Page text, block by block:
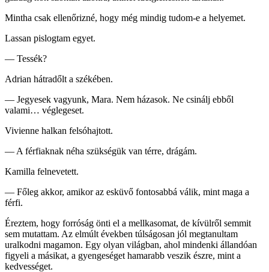
Mintha csak ellenőrizné, hogy még mindig tudom-e a helyemet.
Lassan pislogtam egyet.
— Tessék?
Adrian hátradőlt a székében.
— Jegyesek vagyunk, Mara. Nem házasok. Ne csinálj ebből
valami… véglegeset.
Vivienne halkan felsóhajtott.
— A férfiaknak néha szükségük van térre, drágám.
Kamilla felnevetett.
— Főleg akkor, amikor az esküvő fontosabbá válik, mint maga a
férfi.
Éreztem, hogy forróság önti el a mellkasomat, de kívülről semmit
sem mutattam. Az elmúlt években túlságosan jól megtanultam
uralkodni magamon. Egy olyan világban, ahol mindenki állandóan
figyeli a másikat, a gyengeséget hamarabb veszik észre, mint a
kedvességet.